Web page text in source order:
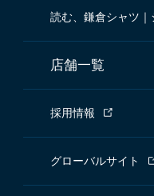
読む、鎌倉シャツ
店舗一覧
採用情報
グローバルサイト